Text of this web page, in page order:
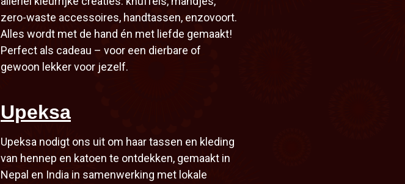
zero-waste accessoires, handtassen, enzovoort.
Alles wordt met de hand én met liefde gemaakt!
Perfect als cadeau – voor een dierbare of
gewoon lekker voor jezelf.
Upeksa
Upeksa nodigt ons uit om haar tassen en kleding
van hennep en katoen te ontdekken, gemaakt in
Nepal en India in samenwerking met lokale